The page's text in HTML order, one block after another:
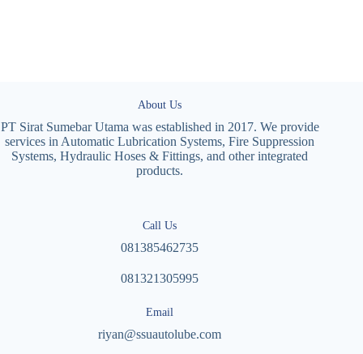
About Us
PT Sirat Sumebar Utama was established in 2017. We provide
services in Automatic Lubrication Systems, Fire Suppression
Systems, Hydraulic Hoses & Fittings, and other integrated
products.
Call Us
081385462735
081321305995
Email
riyan@ssuautolube.com